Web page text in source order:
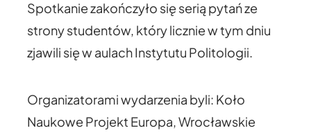
Spotkanie zakończyło się serią pytań ze
strony studentów, który licznie w tym dniu
zjawili się w aulach Instytutu Politologii.
Organizatorami wydarzenia byli: Koło
Naukowe Projekt Europa, Wrocławskie